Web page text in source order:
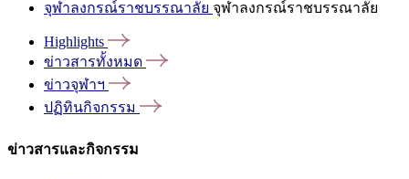
จุฬาลงกรณ์ราชบรรณาลัย จุฬาลงกรณ์ราชบรรณาลัย
Highlights
ข่าวสารทั้งหมด
ข่าวจุฬาฯ
ปฏิทินกิจกรรม
ข่าวสารและกิจกรรม